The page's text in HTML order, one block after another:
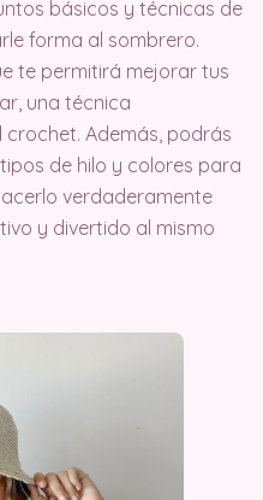
básicos y técnicas de
forma al sombrero.
te permitirá mejorar tus
una técnica
Además, podrás
de hilo y colores para
verdaderamente
y divertido al mismo